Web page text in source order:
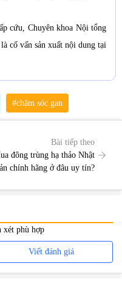
cứu, Chuyên khoa Nội tổng
cố vấn sản xuất nội dung tại
#chăm sóc gan
Bài tiếp theo
đông trùng hạ thảo Nhật
chính hãng ở đâu uy tín?
xét phù hợp
Viết đánh giá